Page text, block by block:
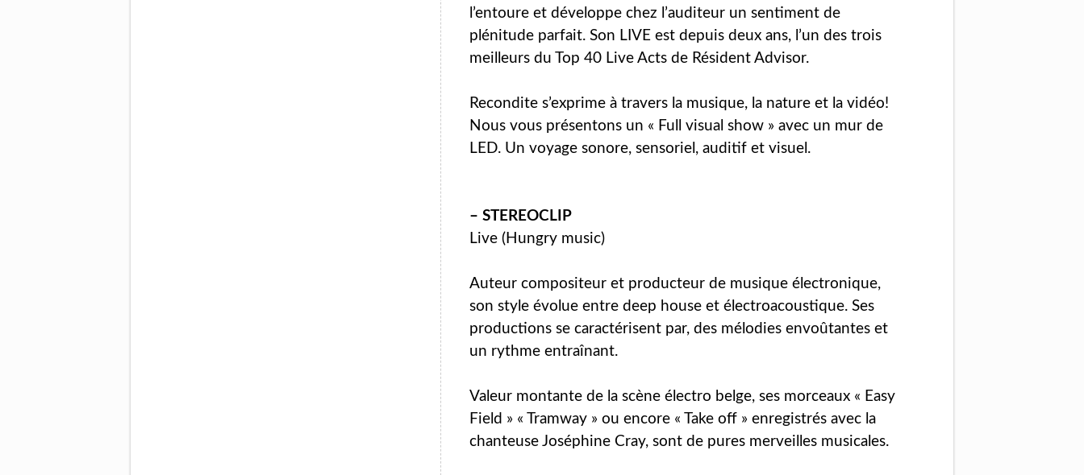
l’entoure et développe chez l’auditeur un sentiment de
plénitude parfait. Son LIVE est depuis deux ans, l’un des trois
meilleurs du Top 40 Live Acts de Résident Advisor.
Recondite s’exprime à travers la musique, la nature et la vidéo!
Nous vous présentons un « Full visual show » avec un mur de
LED. Un voyage sonore, sensoriel, auditif et visuel.
– STEREOCLIP
Live (Hungry music)
Auteur compositeur et producteur de musique électronique,
son style évolue entre deep house et électroacoustique. Ses
productions se caractérisent par, des mélodies envoûtantes et
un rythme entraînant.
Valeur montante de la scène électro belge, ses morceaux « Easy
Field » « Tramway » ou encore « Take off » enregistrés avec la
chanteuse Joséphine Cray, sont de pures merveilles musicales.